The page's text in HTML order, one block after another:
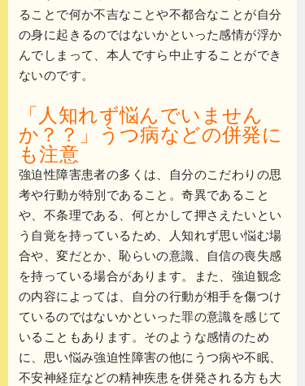
ることで何か不吉なことや不都合なことが自分
の身に起きるのではないかといった感情が浮か
んでしまって、本人ですら中止することができ
ないのです。
「人知れず悩んでいません
か？？」うつ病などの併発に
も注意
強迫性障害患者の多くは、自分のこだわりの思
考や行動が特別であること。奇異であること
や、不条理である、何とかして押さえたいとい
う自覚を持っているため、人知れず思い悩む場
合や、変だとか、恥らいの意識、自信の喪失感
を持っている場合があります。また、強迫観念
の内容によっては、自分の行動が相手を傷つけ
ているのではないかといった罪の意識を感じて
いることもあります。そのような感情のため
に、思い悩み強迫性障害の他にうつ病や不眠、
不安神経症などの精神疾患を併発される方も大